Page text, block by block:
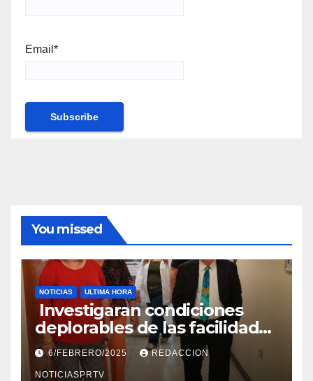
Email*
You missed
NOTICIAS ULTIMA HORA
Investigaran condiciones
deplorables de las facilidades
el Departamento de la Salud
en Mayagüez
6/FEBRERO/2025 REDACCION
NOTICIASPRTV